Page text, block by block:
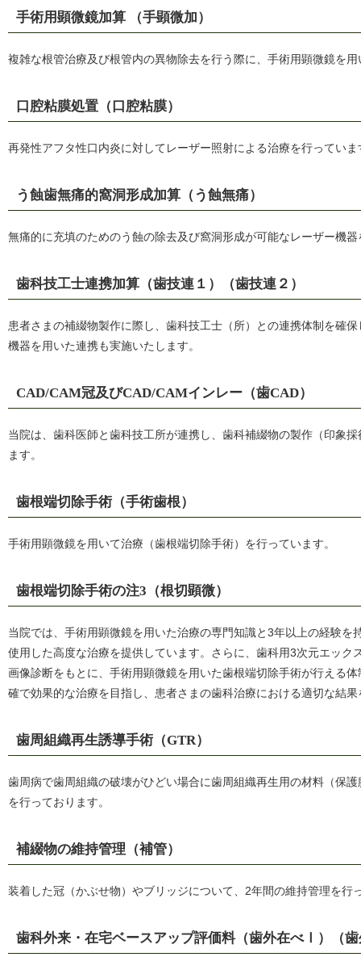
手術用顕微鏡加算 （手顕微加）
複雑な根管治療及び根管内の異物除去を行う際に、手術用顕微鏡を
口腔粘膜処置（口腔粘膜）
再発性アフタ性口内炎に対してレーザー照射による治療を行っていま
う蝕歯無痛的窩洞形成加算（う蝕無痛）
無痛的に充填のためのう蝕の除去及び窩洞形成が可能なレーザー機
歯科技工士連携加算（歯技連１）（歯技連２）
患者さまの補綴物製作に際し、歯科技工士（所）との連携体制を確
機器を用いた連携も実施いたします。
CAD/CAM冠及びCAD/CAMインレー（歯CAD）
当院は、歯科医師と歯科技工所が連携し、歯科補綴物の製作（印象
ます。
歯根端切除手術（手術歯根）
手術用顕微鏡を用いて治療（歯根端切除手術）を行っています。
歯根端切除手術の注3（根切顕微）
当院では、手術用顕微鏡を用いた治療の専門知識と3年以上の経験を
使用した高度な治療を提供しています。さらに、歯科用3次元エック
画像診断をもとに、手術用顕微鏡を用いた歯根端切除手術が行える
確で効果的な治療を目指し、患者さまの歯科治療における適切な結
歯周組織再生誘導手術（GTR）
歯周病で歯周組織の破壊がひどい場合に歯周組織再生用の材料（保
を行っております。
補綴物の維持管理（補管）
装着した冠（かぶせ物）やブリッジについて、2年間の維持管理を行
歯科外来・在宅ベースアップ評価料（歯外在べⅠ）（